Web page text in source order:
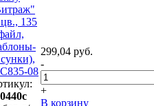
135
08
299,04 руб.
-
+
В корзину